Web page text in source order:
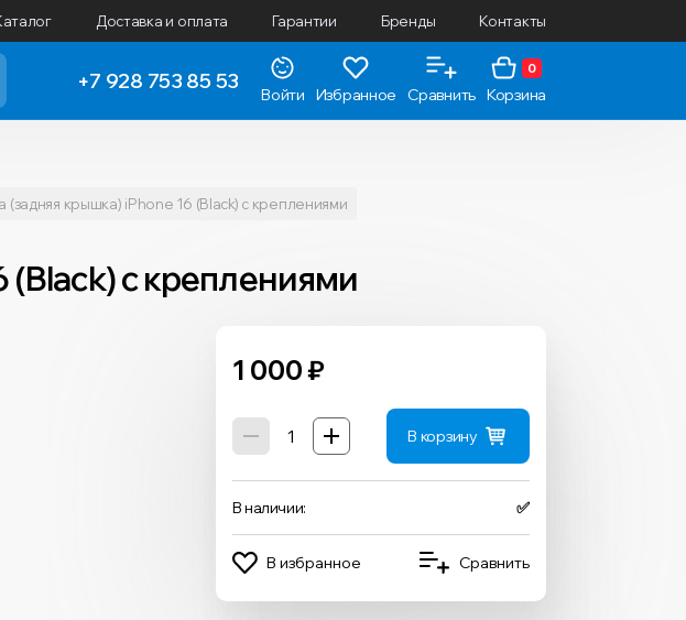
Доставка и оплата Гарантии Бренды Контакты
+7 928 753 85 53
Войти Избранное Сравнить
0
Корзина
(задняя крышка) iPhone 16 (Black) с креплениями
(Black) с креплениями
1 000₽
В корзину
В наличии: ✅
В избранное Сравнить